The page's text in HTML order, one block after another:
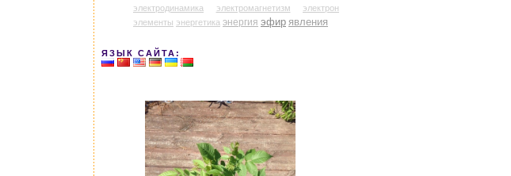
электродинамика электромагнетизм
электрон
элементы энергетика энергия эфир явления
ЯЗЫК САЙТА: